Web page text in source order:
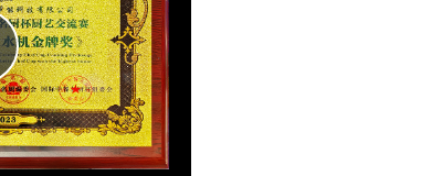
Play
Video